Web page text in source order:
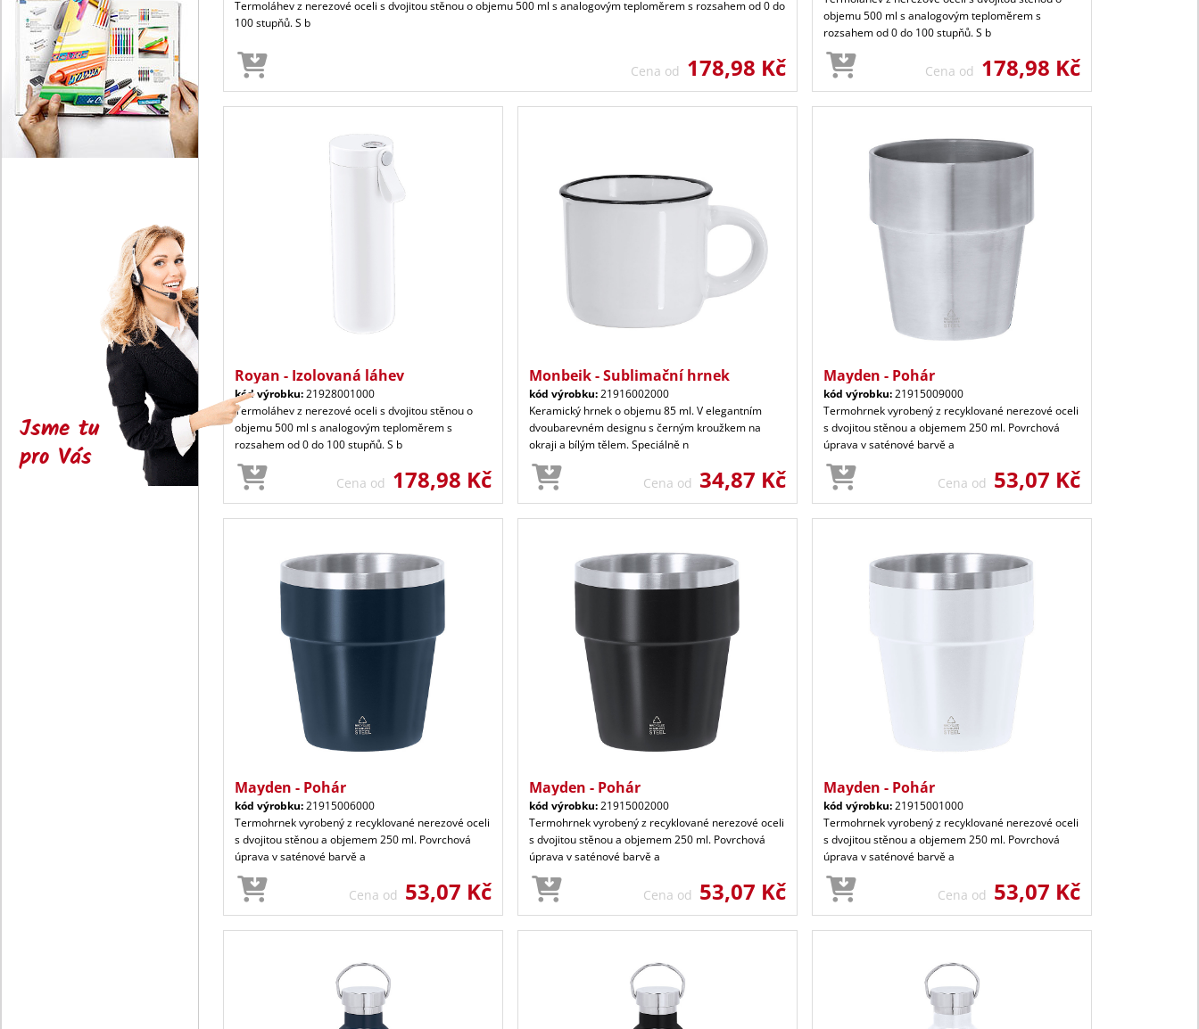
Jsme tu
pro Vás
Termoláhev z nerezové oceli s dvojitou stěnou o objemu 500 ml s analogovým teploměrem s rozsahem od 0 do
100 stupňů. S b
Cena od 178,98 Kč
objemu 500 ml s analogovým teploměrem s
rozsahem od 0 do 100 stupňů. S b
Cena od 178,98 Kč
Royan - Izolovaná láhev
kód výrobku:21928001000
Termoláhev z nerezové oceli s dvojitou stěnou o
objemu 500 ml s analogovým teploměrem s
rozsahem od 0 do 100 stupňů. S b
Cena od 178,98 Kč
Monbeik - Sublimační hrnek
kód výrobku:21916002000
Keramický hrnek o objemu 85 ml. V elegantním
dvoubarevném designu s černým kroužkem na
okraji a bílým tělem. Speciálně n
Cena od 34,87 Kč
Mayden - Pohár
kód výrobku:21915009000
Termohrnek vyrobený z recyklované nerezové oceli
s dvojitou stěnou a objemem 250 ml. Povrchová
úprava v saténové barvě a
Cena od 53,07 Kč
Mayden - Pohár
kód výrobku:21915006000
Termohrnek vyrobený z recyklované nerezové oceli
s dvojitou stěnou a objemem 250 ml. Povrchová
úprava v saténové barvě a
Cena od 53,07 Kč
Mayden - Pohár
kód výrobku:21915002000
Termohrnek vyrobený z recyklované nerezové oceli
s dvojitou stěnou a objemem 250 ml. Povrchová
úprava v saténové barvě a
Cena od 53,07 Kč
Mayden - Pohár
kód výrobku:21915001000
Termohrnek vyrobený z recyklované nerezové oceli
s dvojitou stěnou a objemem 250 ml. Povrchová
úprava v saténové barvě a
Cena od 53,07 Kč